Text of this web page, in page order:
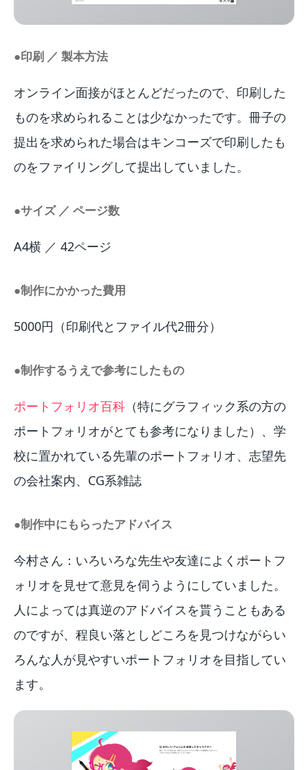
●印刷 ／ 製本方法
オンライン面接がほとんどだったので、印刷した
ものを求められることは少なかったです。冊子の
提出を求められた場合はキンコーズで印刷したも
のをファイリングして提出していました。
●サイズ ／ ページ数
A4横 ／ 42ページ
●制作にかかった費用
5000円（印刷代とファイル代2冊分）
●制作するうえで参考にしたもの
ポートフォリオ百科 （特にグラフィック系の方の
ポートフォリオがとても参考になりました）、学
校に置かれている先輩のポートフォリオ、志望先
の会社案内、CG系雑誌
●制作中にもらったアドバイス
今村さん：いろいろな先生や友達によくポートフ
ォリオを見せて意見を伺うようにしていました。
人によっては真逆のアドバイスを貰うこともある
のですが、程良い落としどころを見つけながらい
ろんな人が見やすいポートフォリオを目指してい
ます。